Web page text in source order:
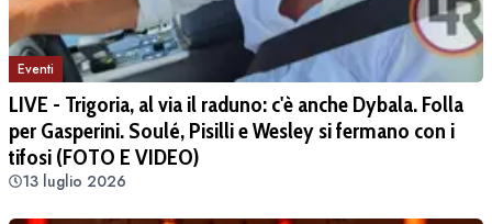
Eventi
LIVE - Trigoria, al via il raduno: c'è anche Dybala. Folla
per Gasperini. Soulé, Pisilli e Wesley si fermano con i
tifosi (FOTO E VIDEO)
13 luglio 2026